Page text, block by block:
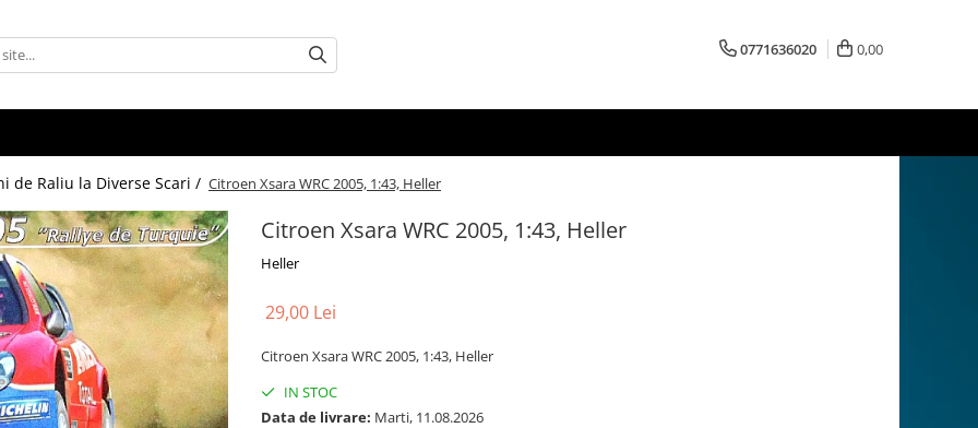
0771636020 0,00
de Raliu la Diverse Scari / Citroen Xsara WRC 2005, 1:43, Heller
Citroen Xsara WRC 2005, 1:43, Heller
Heller
29,00 Lei
Citroen Xsara WRC 2005, 1:43, Heller
IN STOC
Data de livrare: Marti, 11.08.2026